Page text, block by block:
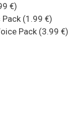
€)
(1.99 €)
Pack (3.99 €)